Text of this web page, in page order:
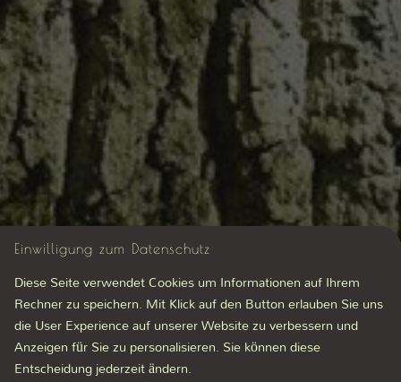
Einwilligung zum Datenschutz
Diese Seite verwendet Cookies um Informationen auf Ihrem
Rechner zu speichern. Mit Klick auf den Button erlauben Sie uns
die User Experience auf unserer Website zu verbessern und
Anzeigen für Sie zu personalisieren. Sie können diese
Entscheidung jederzeit ändern.